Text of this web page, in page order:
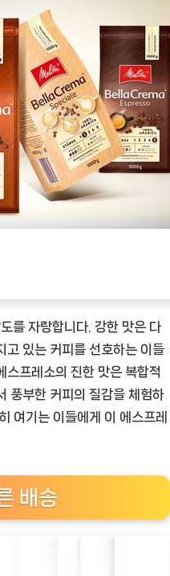
를 자랑합니다. 강한 맛은 다
고 있는 커피를 선호하는 이들
스프레소의 진한 맛은 복합적
풍부한 커피의 질감을 체험하
여기는 이들에게 이 에스프레
배송